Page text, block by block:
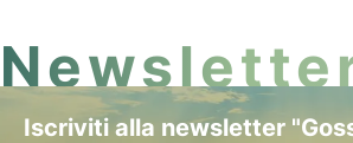
Iscriviti alla newsletter